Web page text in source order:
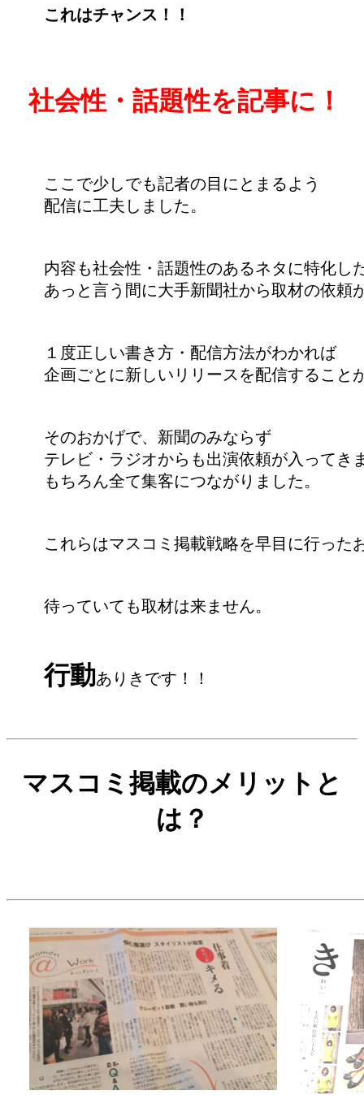
これはチャンス！！
社会性・話題性を記事に！
ここで少しでも記者の目にとまるよう
配信に工夫しました。
内容も社会性・話題性のあるネタに特化し
あっと言う間に大手新聞社から取材の依頼
１度正しい書き方・配信方法がわかれば
企画ごとに新しいリリースを配信すること
そのおかげで、新聞のみならず
テレビ・ラジオからも出演依頼が入ってき
もちろん全て集客につながりました。
これらはマスコミ掲載戦略を早目に行った
待っていても取材は来ません。
行動ありきです！！
マスコミ掲載のメリットと
は？